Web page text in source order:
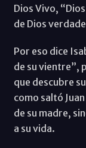
Dios Vivo,
de Dios
Por eso dice
de su vientre”,
que descubre
como saltó
de su madre,
a su vida.